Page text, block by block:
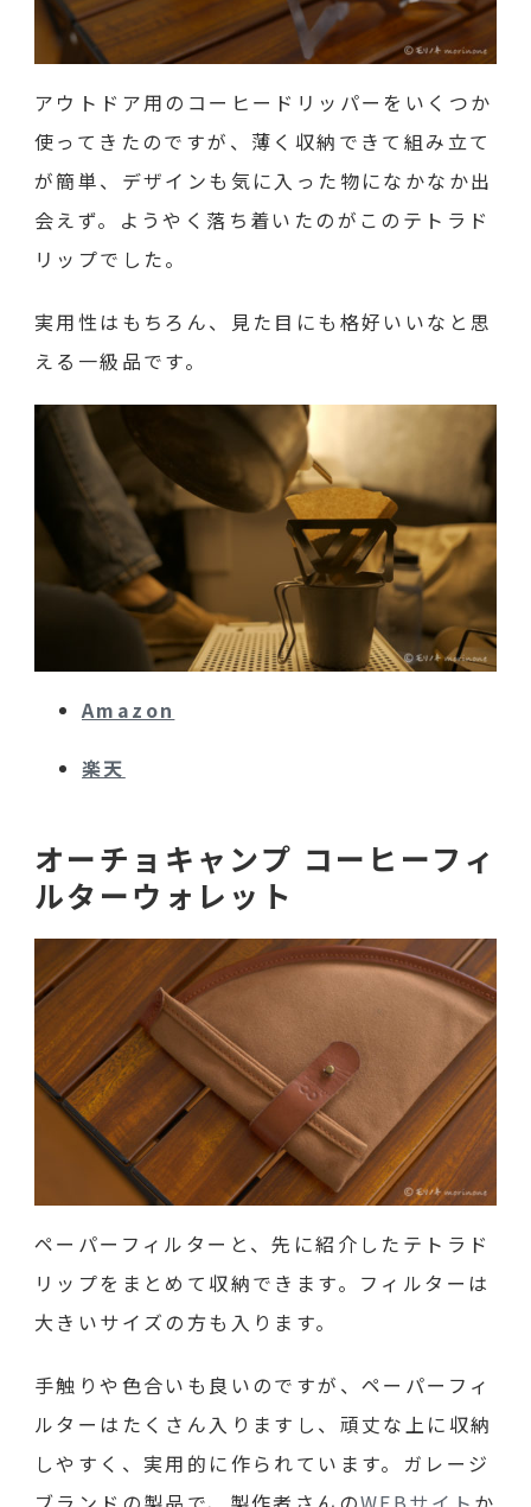
アウトドア用のコーヒードリッパーをいくつか
使ってきたのですが、薄く収納できて組み立て
が簡単、デザインも気に入った物になかなか出
会えず。ようやく落ち着いたのがこのテトラド
リップでした。
実用性はもちろん、見た目にも格好いいなと思
える一級品です。
Amazon
楽天
オーチョキャンプ コーヒーフィ
ルターウォレット
ペーパーフィルターと、先に紹介したテトラド
リップをまとめて収納できます。フィルターは
大きいサイズの方も入ります。
手触りや色合いも良いのですが、ペーパーフィ
ルターはたくさん入りますし、頑丈な上に収納
しやすく、実用的に作られています。ガレージ